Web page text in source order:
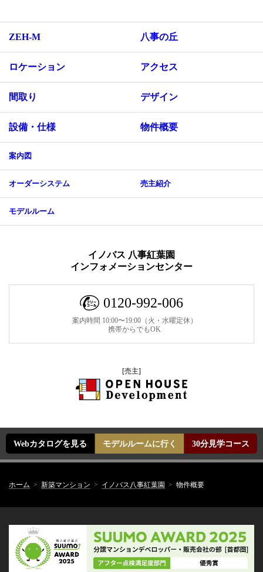
ZEH-M 八事の丘
ロケーション アクセス
間取り デザイン
設備・仕様 物件概要
案内図
オーダーシステム 売主紹介
モデルルーム
イノバス 八事紅葉園
インフォメーションセンター
0120-992-006
案内時間 10:00〜19:00（火・水曜定休）
携帯からでもOK
[売主]
Webカタログを見る モデルルームに行く 30分見学コース
ホーム 新築マンション イノバス八事紅葉園 物件概要